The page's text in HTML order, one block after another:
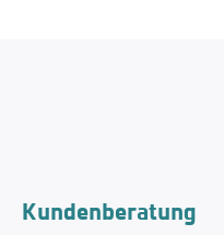
Kundenberatung